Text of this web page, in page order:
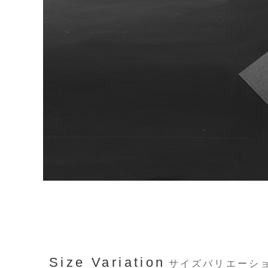
Size Variation サイズバリエーシ